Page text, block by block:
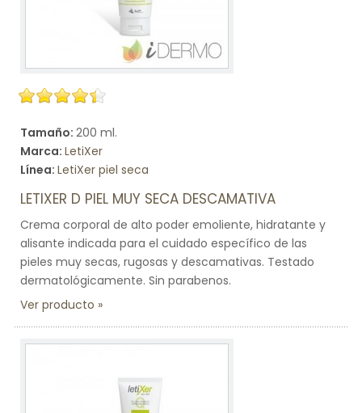
Tamaño: 200 ml.
Marca: LetiXer
Línea: LetiXer piel seca
LETIXER D PIEL MUY SECA DESCAMATIVA
Crema corporal de alto poder emoliente, hidratante y
alisante indicada para el cuidado específico de las
pieles muy secas, rugosas y descamativas. Testado
dermatológicamente. Sin parabenos.
Ver producto